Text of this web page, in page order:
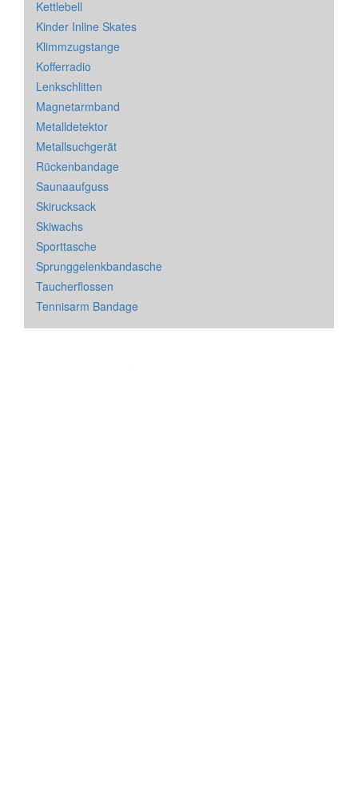
Kettlebell
Kinder Inline Skates
Klimmzugstange
Kofferradio
Lenkschlitten
Magnetarmband
Metalldetektor
Metallsuchgerät
Rückenbandage
Saunaaufguss
Skirucksack
Skiwachs
Sporttasche
Sprunggelenkbandasche
Taucherflossen
Tennisarm Bandage